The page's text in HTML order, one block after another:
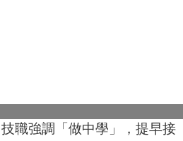
職強調「做中學」，提早接